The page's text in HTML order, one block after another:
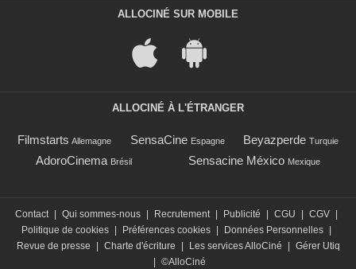
ALLOCINÉ SUR MOBILE
ALLOCINÉ À L'ÉTRANGER
Filmstarts Allemagne SensaCine Espagne Beyazperde Turquie
AdoroCinema Brésil Sensacine México Mexique
Contact | Qui sommes-nous | Recrutement | Publicité | CGU | CGV |
Politique de cookies | Préférences cookies | Données Personnelles |
Revue de presse
| Charte d'écriture | Les services AlloCiné | Gérer Utiq
| ©AlloCiné